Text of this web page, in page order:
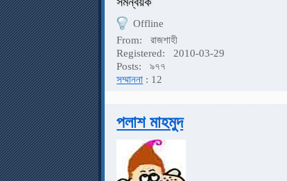
Offline
From:
রাজশাহী
Registered:
2010-03-29
Posts:
৯৭৭
সম্মাননা : 12
পলাশ মাহমুদ